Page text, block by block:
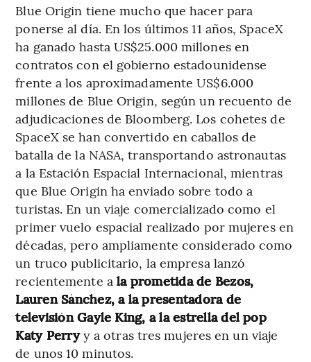
Blue Origin tiene mucho que hacer para
ponerse al día. En los últimos 11 años, SpaceX
ha ganado hasta US$25.000 millones en
contratos con el gobierno estadounidense
frente a los aproximadamente US$6.000
millones de Blue Origin, según un recuento de
adjudicaciones de Bloomberg. Los cohetes de
SpaceX se han convertido en caballos de
batalla de la NASA, transportando astronautas
a la Estación Espacial Internacional, mientras
que Blue Origin ha enviado sobre todo a
turistas. En un viaje comercializado como el
primer vuelo espacial realizado por mujeres en
décadas, pero ampliamente considerado como
un truco publicitario, la empresa lanzó
recientemente a la prometida de Bezos,
Lauren Sánchez, a la presentadora de
televisión Gayle King, a la estrella del pop
Katy Perryy a otras tres mujeres en un viaje
de unos 10 minutos.